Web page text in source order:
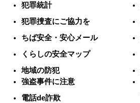
犯罪統計
犯罪捜査にご協力を
ちば安全・安心メール
くらしの安全マップ
地域の防犯
強盗事件に注意
電話de詐欺